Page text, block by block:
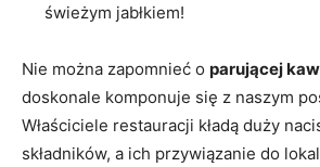
świeżym jabłkiem!
Nie można zapomnieć o parującej
doskonale komponuje się z naszym
Właściciele restauracji kładą duży
składników, a ich przywiązanie do